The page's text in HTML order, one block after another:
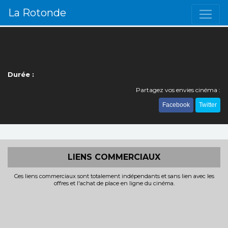
La Rotonde
Durée :
Partagez vos envies cinéma :
Facebook Twitter
LIENS COMMERCIAUX
Ces liens commerciaux sont totalement indépendants et sans lien avec les
offres et l'achat de place en ligne du cinéma.